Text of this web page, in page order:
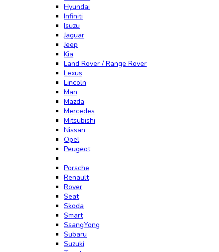
Hyundai
Infiniti
Isuzu
Jaguar
Jeep
Kia
Land Rover / Range Rover
Lexus
Lincoln
Man
Mazda
Mercedes
Mitsubishi
Nissan
Opel
Peugeot
Porsche
Renault
Rover
Seat
Skoda
Smart
SsangYong
Subaru
Suzuki